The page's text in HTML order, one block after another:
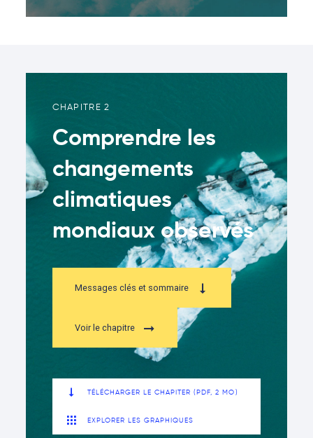
CHAPITRE 2
Comprendre les
changements
climatiques
mondiaux observés
Messages clés et sommaire
Voir le chapitre
TÉLÉCHARGER LE CHAPITER (PDF, 2 MO)
EXPLORER LES GRAPHIQUES